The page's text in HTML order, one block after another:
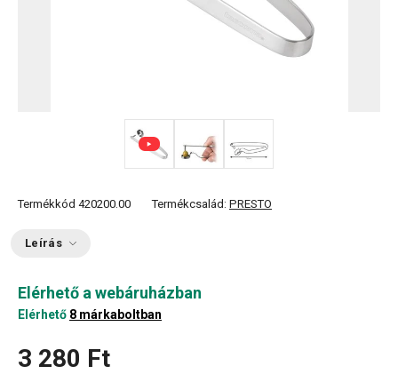
Termékkód 420200.00 Termékcsalád: PRESTO
Leírás
Elérhető a webáruházban
Elérhető 8 márkaboltban
3 280 Ft